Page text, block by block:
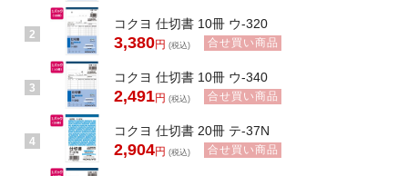
2
コクヨ 仕切書 10冊 ウ-320
3,380円 (税込) 合せ買い商品
3
コクヨ 仕切書 10冊 ウ-340
2,491円 (税込) 合せ買い商品
4
コクヨ 仕切書 20冊 テ-37N
2,904円 (税込) 合せ買い商品